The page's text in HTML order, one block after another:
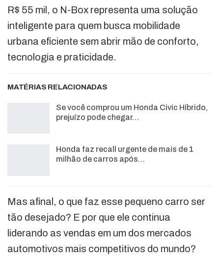
R$ 55 mil, o N-Box representa uma solução
inteligente para quem busca mobilidade
urbana eficiente sem abrir mão de conforto,
tecnologia e praticidade.
MATÉRIAS RELACIONADAS
Se você comprou um Honda Civic Híbrido,
prejuízo pode chegar…
Honda faz recall urgente de mais de 1
milhão de carros após…
Mas afinal, o que faz esse pequeno carro ser
tão desejado? E por que ele continua
liderando as vendas em um dos mercados
automotivos mais competitivos do mundo?